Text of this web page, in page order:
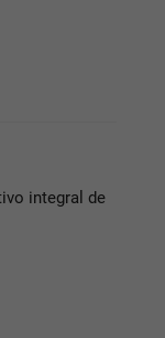
integral de